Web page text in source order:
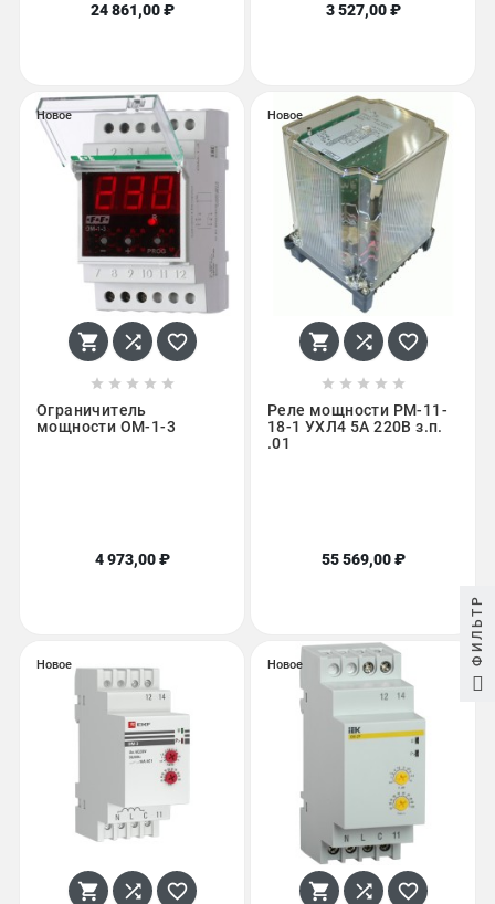
24 861,00 ₽ 3 527,00 ₽
Новое
  
    
Ограничитель
мощности ОМ-1-3
4 973,00 ₽
Новое
  
    
Реле мощности РМ-11-
18-1 УХЛ4 5А 220В з.п.
.01
55 569,00 ₽
Новое
  
Новое
  
ФИЛЬТР